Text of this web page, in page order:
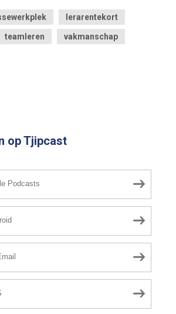
lerarentekort
teamleren vakmanschap
op Tjipcast
Podcasts